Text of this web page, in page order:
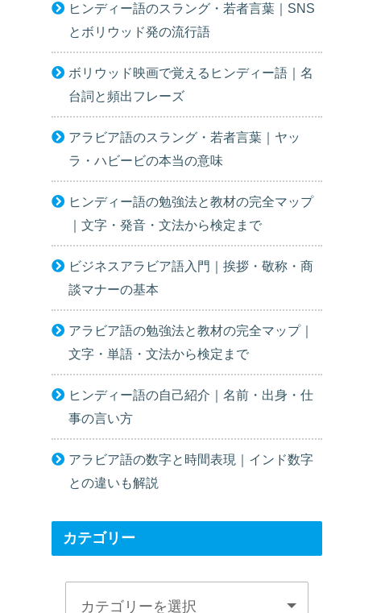
ヒンディー語のスラング・若者言葉｜SNS
とボリウッド発の流行語
ボリウッド映画で覚えるヒンディー語｜名
台詞と頻出フレーズ
アラビア語のスラング・若者言葉｜ヤッ
ラ・ハビービの本当の意味
ヒンディー語の勉強法と教材の完全マップ
｜文字・発音・文法から検定まで
ビジネスアラビア語入門｜挨拶・敬称・商
談マナーの基本
アラビア語の勉強法と教材の完全マップ｜
文字・単語・文法から検定まで
ヒンディー語の自己紹介｜名前・出身・仕
事の言い方
アラビア語の数字と時間表現｜インド数字
との違いも解説
カテゴリー